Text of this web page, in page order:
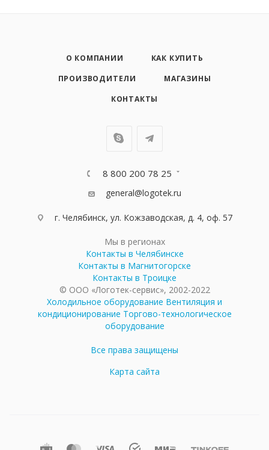
О КОМПАНИИ
КАК КУПИТЬ
ПРОИЗВОДИТЕЛИ
МАГАЗИНЫ
КОНТАКТЫ
8 800 200 78 25
general@logotek.ru
г. Челябинск, ул. Кожзаводская, д. 4, оф. 57
Мы в регионах
Контакты в Челябинске
Контакты в Магнитогорске
Контакты в Троицке
© ООО «Логотек-сервис», 2002-2022
Холодильное оборудование Вентиляция и
кондиционирование Торгово-технологическое
оборудование
Все права защищены
Карта сайта